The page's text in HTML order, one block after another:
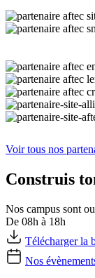
Voir tous nos
Construis
Nos campus sont
De 08h à 18h
Télécharger la
Nos